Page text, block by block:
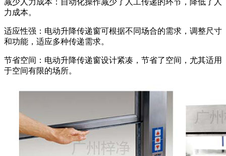
力成本。
适应性强：电动升降传递窗可根据不同场合的需求，调整尺寸
和功能，适应多种传递需求。
节省空间：电动升降传递窗设计紧凑，节省了空间，尤其适用
于空间有限的场所。